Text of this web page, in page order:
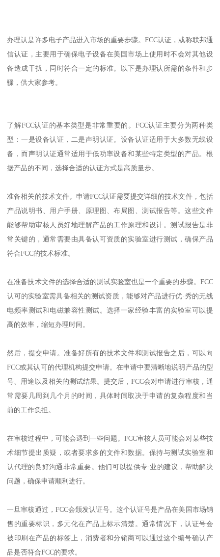
办理认是许多电子产品进入市场的重要步骤。FCC认证，或称联邦通
信认证，主要用于确保电子设备在美国市场上使用时不会对其他设
备造成干扰，同时符合一定的标准。以下是办理认所需的条件和步
骤，供大家参考。
了解FCC认证的基本类型是非常重要的。FCC认证主要分为两种类
型：一是设备认证，二是声明认证。设备认证适用于大多数无线设
备，而声明认证通常适用于低功率设备和某些特定类型的产品。根
据产品的不同，选择合适的认证方式是高质量步。
准备相关的技术文件。申请FCC认证需要提交详细的技术文件，包括
产品说明书、用户手册、原理图、布局图、测试报告等。这些文件
能够帮助审核人员好地理解产品的工作原理和设计。测试报告是非
常关键的，通常需要由具备认可资质的实验室进行测试，确保产品
符合FCC的技术标准。
在准备技术文件的选择合适的测试实验室也是一个重要的步骤。FCC
认可的实验室需具备相关的测试资质，能够对产品进行优·秀的无线
电频率测试和电磁兼容性测试。选择一家经验丰富的实验室可以提
高的效率，缩短办理时间。
然后，提交申请。准备好所有的技术文件和测试报告之后，可以向
FCC或其认可的代理机构提交申请。在申请中要清晰地说明产品的型
号、用途以及相关的测试结果。提交后，FCC会对申请进行审核，通
常需要几周到几个月的时间，具体时间取决于申请的复杂程度和当
前的工作负担。
在审核过程中，可能会遇到一些问题。FCC审核人员可能会对某些技
术细节提出质疑，或者要求多的文件和数据。保持与测试实验室和
认代理的良好沟通非常重要。他们可以提供专·业的建议，帮助解决
问题，确保申请顺利进行。
一旦审核通过，FCC会颁发认证号。这个认证号是产品在美国市场销
售的重要标识，多元化在产品上标示清楚。通常情况下，认证号会
被印刷在产品的标签上，消费者和分销商可以通过这个编号确认产
品是否符合FCC的要求。